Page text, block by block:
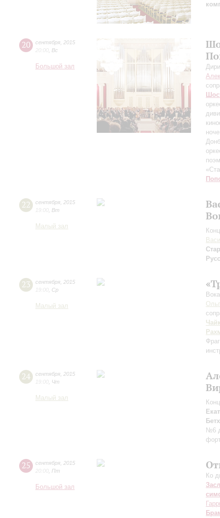
20 сентября 2015
20:00 Вс
Большой зал
22 сентября 2015
19:00 Вт
Малый зал
23 сентября 2015
19:00 Ср
Малый зал
24 сентября 2015
19:00 Чт
Малый зал
№6
25 сентября 2015
20:00 Пт
Большой зал
Ко